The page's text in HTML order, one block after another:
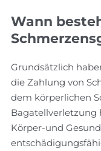
Wann
Grundsätzlich
die Zahlung von
dem körperlichen
Bagatellverletzung
Körper-und